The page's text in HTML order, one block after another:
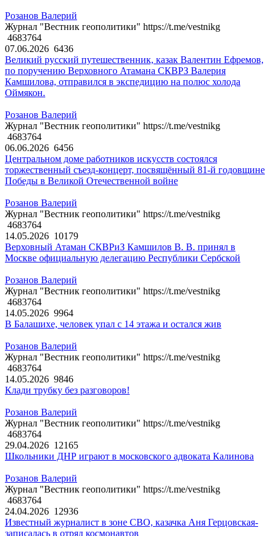
Розанов Валерий
Журнал "Вестник геополитики" https://t.me/vestnikg
4683764
07.06.2026 6436
Великий русский путешественник, казак Валентин Ефремов,
по поручению Верховного Атамана СКВРЗ Валерия
Камшилова, отправился в экспедицию на полюс холода
Оймякон.
Розанов Валерий
Журнал "Вестник геополитики" https://t.me/vestnikg
4683764
06.06.2026 6456
Центральном доме работников искусств состоялся
торжественный съезд-концерт, посвящённый 81-й годовщине
Победы в Великой Отечественной войне
Розанов Валерий
Журнал "Вестник геополитики" https://t.me/vestnikg
4683764
14.05.2026 10179
Верховный Атаман СКВРиЗ Камшилов В. В. принял в
Москве официальную делегацию Республики Сербской
Розанов Валерий
Журнал "Вестник геополитики" https://t.me/vestnikg
4683764
14.05.2026 9964
В Балашихе, человек упал с 14 этажа и остался жив
Розанов Валерий
Журнал "Вестник геополитики" https://t.me/vestnikg
4683764
14.05.2026 9846
Клади трубку без разговоров!
Розанов Валерий
Журнал "Вестник геополитики" https://t.me/vestnikg
4683764
29.04.2026 12165
Школьники ДНР играют в московского адвоката Калинова
Розанов Валерий
Журнал "Вестник геополитики" https://t.me/vestnikg
4683764
24.04.2026 12936
Известный журналист в зоне СВО, казачка Аня Герцовская-
записалась в отряд космонавтов